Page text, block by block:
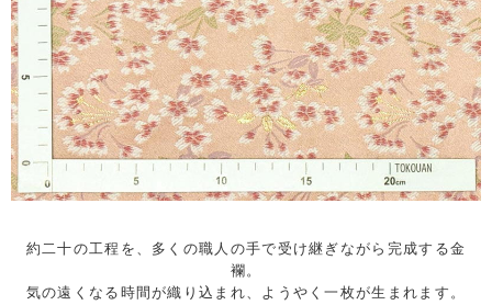
約二十の工程を、多くの職人の手で受け継ぎながら完成する金
襴。
気の遠くなる時間が織り込まれ、ようやく一枚が生まれます。